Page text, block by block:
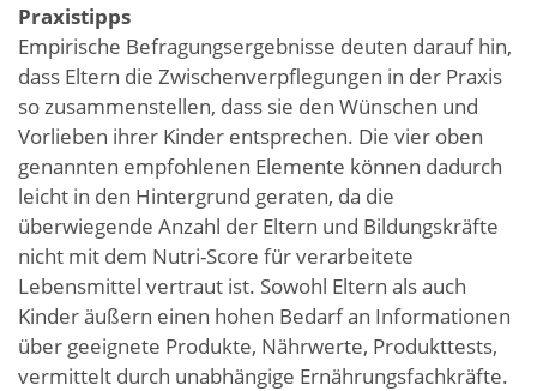
Praxistipps
Empirische Befragungsergebnisse deuten darauf hin,
dass Eltern die Zwischenverpflegungen in der Praxis
so zusammenstellen, dass sie den Wünschen und
Vorlieben ihrer Kinder entsprechen. Die vier oben
genannten empfohlenen Elemente können dadurch
leicht in den Hintergrund geraten, da die
überwiegende Anzahl der Eltern und Bildungskräfte
nicht mit dem Nutri-Score für verarbeitete
Lebensmittel vertraut ist. Sowohl Eltern als auch
Kinder äußern einen hohen Bedarf an Informationen
über geeignete Produkte, Nährwerte, Produkttests,
vermittelt durch unabhängige Ernährungsfachkräfte.